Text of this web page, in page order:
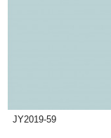
JY2019-59